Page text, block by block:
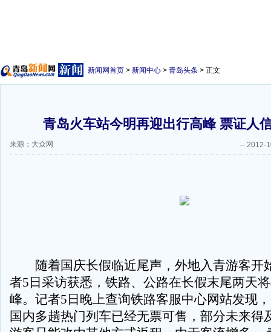
新闻网首页 > 新闻中心 > 青岛头条 > 正文
青岛火车站今明再迎出行高峰 票证人
来源：大众网 -- 2012-
随着国庆长假临近尾声，外地入青游客开
者5日采访获悉，铁路、公路在长假末尾两天
峰。记者5日晚上查询铁路客服中心网站发现
国内多趟热门列车已经无票可售，部分未来得